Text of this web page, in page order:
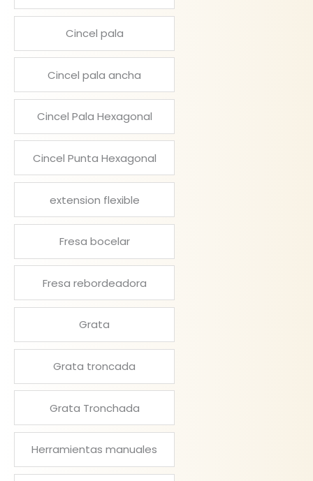
Cincel pala
Cincel pala ancha
Cincel Pala Hexagonal
Cincel Punta Hexagonal
extension flexible
Fresa bocelar
Fresa rebordeadora
Grata
Grata troncada
Grata Tronchada
Herramientas manuales